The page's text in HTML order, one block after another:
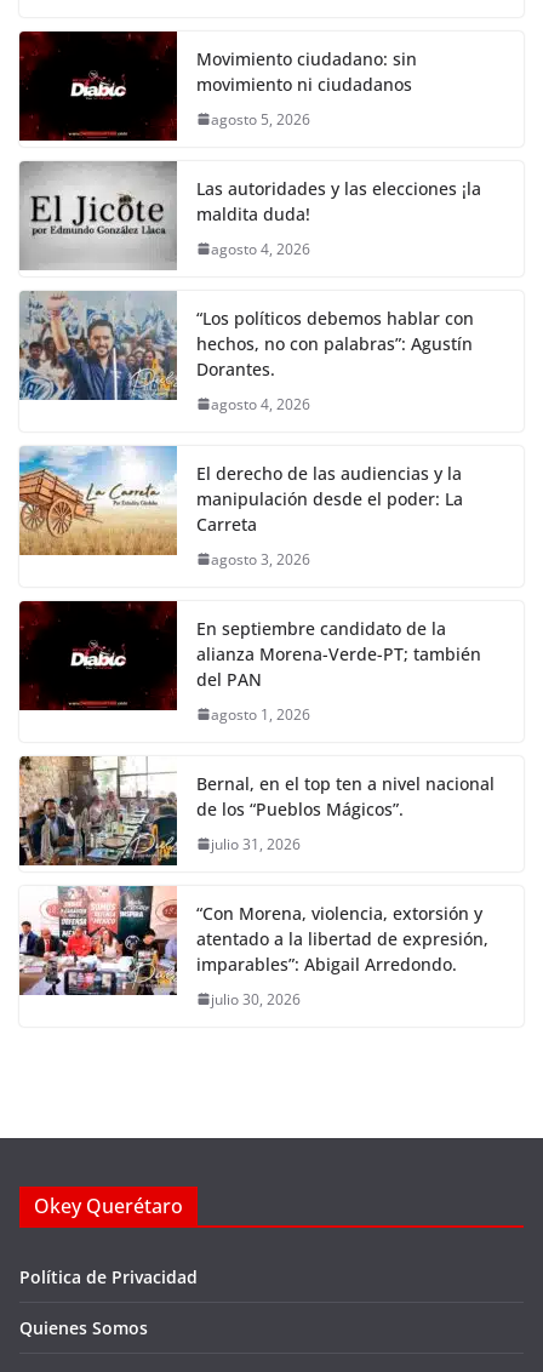
k
c
e
b
o
o
k
itt
er s
A
p
y
Li
k
gr
a
e
Movimiento ciudadano: sin
movimiento ni ciudadanos
agosto 5, 2026
Las autoridades y las elecciones ¡la
maldita duda!
agosto 4, 2026
“Los políticos debemos hablar con
hechos, no con palabras”: Agustín
Dorantes.
agosto 4, 2026
El derecho de las audiencias y la
manipulación desde el poder: La
Carreta
agosto 3, 2026
En septiembre candidato de la
alianza Morena-Verde-PT; también
del PAN
agosto 1, 2026
Bernal, en el top ten a nivel nacional
de los “Pueblos Mágicos”.
julio 31, 2026
“Con Morena, violencia, extorsión y
atentado a la libertad de expresión,
imparables”: Abigail Arredondo.
julio 30, 2026
Okey Querétaro
Política de Privacidad
Quienes Somos